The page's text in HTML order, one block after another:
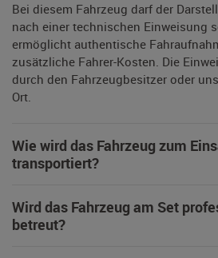
Bei diesem Fahrzeug darf der
nach einer technischen Einweisung
ermöglicht authentische
zusätzliche Fahrer-Kosten. Die
durch den Fahrzeugbesitzer oder
Ort.
Wie wird das Fahrzeug zum
transportiert?
Wird das Fahrzeug am Set
betreut?